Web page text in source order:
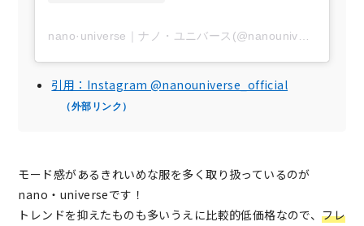
nano·universe｜ナノ・ユニバース(@nanouniverse_official)がシェアした投稿
引用：Instagram @nanouniverse_official
（外部リンク）
モード感があるきれいめな服を多く取り扱っているのが
nano・universeです！
トレンドを抑えたものも多いうえに比較的低価格なので、フレ